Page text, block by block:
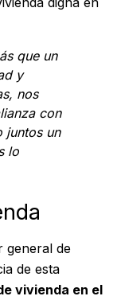
que un
y
nos
con
juntos un
lo
general de
de esta
vivienda en el